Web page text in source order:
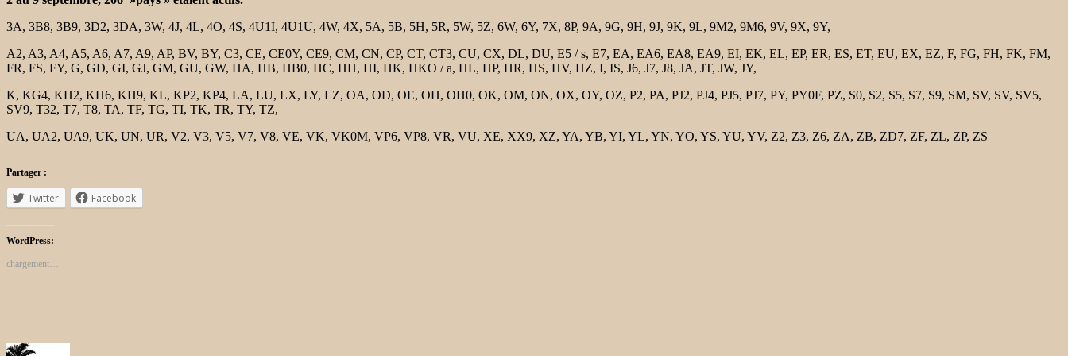
3A, 3B8, 3B9, 3D2, 3DA, 3W, 4J, 4L, 4O, 4S, 4U1I, 4U1U, 4W, 4X, 5A, 5B, 5H, 5R, 5W, 5Z, 6W, 6Y, 7X, 8P, 9A, 9G, 9H, 9J, 9K, 9L, 9M2, 9M6, 9V, 9X, 9Y,
A2, A3, A4, A5, A6, A7, A9, AP, BV, BY, C3, CE, CE0Y, CE9, CM, CN, CP, CT, CT3, CU, CX, DL, DU, E5 / s, E7, EA, EA6, EA8, EA9, EI, EK, EL, EP, ER, ES, ET, EU, EX, EZ, F, FG, FH, FK, FM,
FR, FS, FY, G, GD, GI, GJ, GM, GU, GW, HA, HB, HB0, HC, HH, HI, HK, HKO / a, HL, HP, HR, HS, HV, HZ, I, IS, J6, J7, J8, JA, JT, JW, JY,
K, KG4, KH2, KH6, KH9, KL, KP2, KP4, LA, LU, LX, LY, LZ, OA, OD, OE, OH, OH0, OK, OM, ON, OX, OY, OZ, P2, PA, PJ2, PJ4, PJ5, PJ7, PY, PY0F, PZ, S0, S2, S5, S7, S9, SM, SV, SV, SV5,
SV9, T32, T7, T8, TA, TF, TG, TI, TK, TR, TY, TZ,
UA, UA2, UA9, UK, UN, UR, V2, V3, V5, V7, V8, VE, VK, VK0M, VP6, VP8, VR, VU, XE, XX9, XZ, YA, YB, YI, YL, YN, YO, YS, YU, YV, Z2, Z3, Z6, ZA, ZB, ZD7, ZF, ZL, ZP, ZS
Partager :
Twitter Facebook
WordPress:
chargement…